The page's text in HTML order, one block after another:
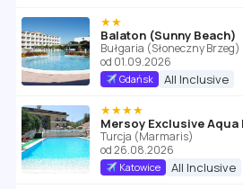
★★
Balaton (Sunny Beach)
Bułgaria (Słoneczny Brzeg)
od 01.09.2026
Gdańsk All Inclusive
★★★★
Turcja (Marmaris)
od 26.08.2026
Katowice All Inclusive